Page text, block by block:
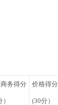
务得分 价格得分
(30分）